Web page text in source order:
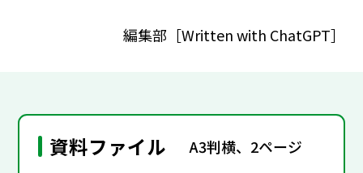
編集部［Written with ChatGPT］
資料ファイル A3判横、2ページ